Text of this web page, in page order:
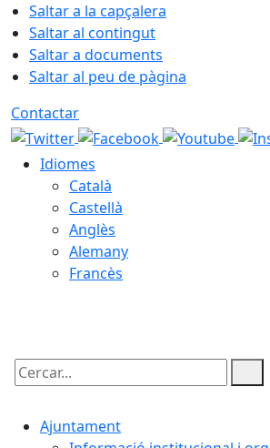
Saltar a la capçalera
Saltar al contingut
Saltar a documents
Saltar al peu de pàgina
Contactar
Idiomes
Català
Castellà
Anglès
Alemany
Francès
Cercar:
Ajuntament